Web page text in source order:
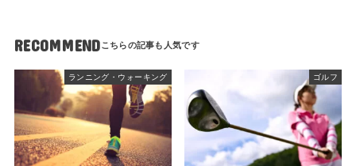
RECOMMEND
ランニング・ウォーキング ゴルフ